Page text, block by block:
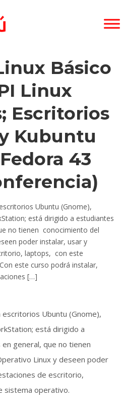
Básico
Linux
Escritorios
Kubuntu
43
Ubuntu (Gnome),
está dirigido a estudiantes
no tienen conocimiento del
poder instalar, usar y
laptops, con este
este curso podrá instalar,
[…]
escritorios Ubuntu (Gnome),
está dirigido a
general, que no tienen
Linux y deseen poder
de escritorio,
sistema operativo.